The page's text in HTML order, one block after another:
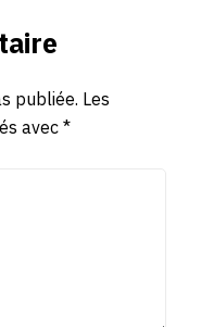
publiée. Les
avec*